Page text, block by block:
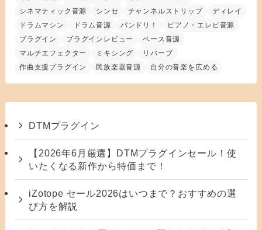
シネマティック音源
シンセ チャンネルストリップ
ディレイ
ドラムマシン
ドラム音源 バンドリ！
ピアノ・エレピ音源
プラグイン
プラグインレビュー
ベース音源
マルチエフェクター
ミキシング
リバーブ
作曲支援プラグイン
民族楽器音源 自分の音楽を広める
DTMプラグイン
【2026年6月厳選】DTMプラグインセール！使
いたくなる新作から特価まで！
iZotope セール2026はいつまで？おすすめの選
び方を解説